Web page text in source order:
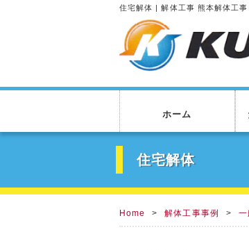
住宅解体 | 解体工事 熊本解体工事
ホーム
Home 解体工事事例 一
住宅解体